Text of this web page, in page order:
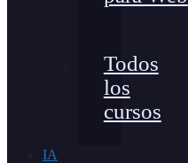
Todos
los
cursos
IA